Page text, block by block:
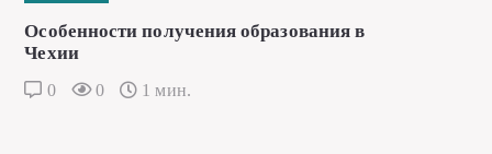
Особенности получения образования в
Чехии
0 0 1 мин.